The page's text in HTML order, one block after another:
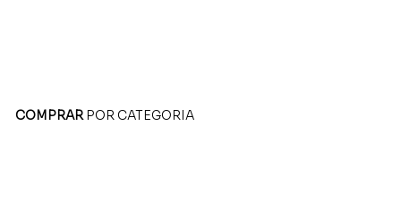
COMPRARPOR CATEGORIA